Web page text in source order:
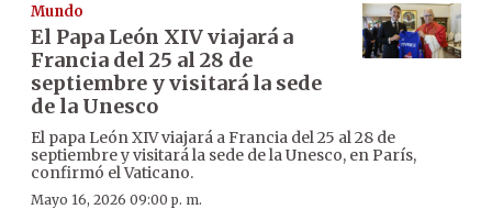
Mundo
El Papa León XIV viajará a
Francia del 25 al 28 de
septiembre y visitará la sede
de la Unesco
El papa León XIV viajará a Francia del 25 al 28 de
septiembre y visitará la sede de la Unesco, en París,
confirmó el Vaticano.
Mayo 16, 2026 09:00 p. m.